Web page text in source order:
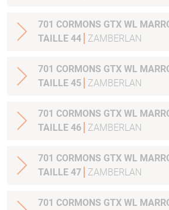
701 CORMONS GTX WL
TAILLE 44
ZAMBERLAN
701 CORMONS GTX WL
TAILLE 45
ZAMBERLAN
701 CORMONS GTX WL
TAILLE 46
ZAMBERLAN
701 CORMONS GTX WL
TAILLE 47
ZAMBERLAN
701 CORMONS GTX WL